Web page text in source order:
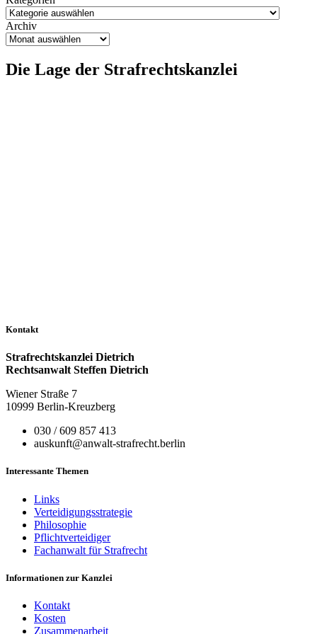
Archiv
Die Lage der Strafrechtskanzlei
Kontakt
Strafrechtskanzlei Dietrich
Rechtsanwalt Steffen Dietrich
Wiener Straße 7
10999 Berlin-Kreuzberg
030 / 609 857 413
auskunft@anwalt-strafrecht.berlin
Interessante Themen
Links
Verteidigungsstrategie
Philosophie
Pflichtverteidiger
Fachanwalt für Strafrecht
Informationen zur Kanzlei
Kontakt
Kosten
Zusammenarbeit